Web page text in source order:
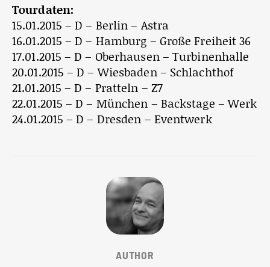
Tourdaten:
15.01.2015 – D – Berlin – Astra
16.01.2015 – D – Hamburg – Große Freiheit 36
17.01.2015 – D – Oberhausen – Turbinenhalle
20.01.2015 – D – Wiesbaden – Schlachthof
21.01.2015 – D – Pratteln – Z7
22.01.2015 – D – München – Backstage – Werk
24.01.2015 – D – Dresden – Eventwerk
AUTHOR